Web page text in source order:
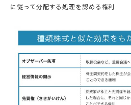
に従って分配する処理を認める権利